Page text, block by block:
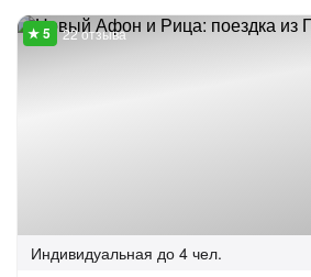
22 отзыва
Индивидуальная до 4 чел.